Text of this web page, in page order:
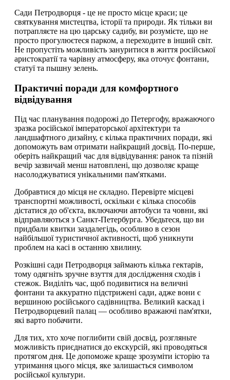
Сади Петродворця - це не просто місце краси; це
святкування мистецтва, історії та природи. Як тільки ви
потрапляєте на цю царську садибу, ви розумієте, що не
просто прогулюєтеся парком, а переходите в інший світ.
Не пропустіть можливість зануритися в життя російської
аристократії та чарівну атмосферу, яка оточує фонтани,
статуї та пышну зелень.
Практичні поради для комфортного
відвідування
Під час планування подорожі до Петергофу, вражаючого
зразка російської імператорської архітектури та
ландшафтного дизайну, є кілька практичних поради, які
допоможуть вам отримати найкращий досвід. По-перше,
оберіть найкращий час для відвідування: ранок та пізній
вечір зазвичай менш натовплені, що дозволяє краще
насолоджуватися унікальними пам'ятками.
Добравтися до місця не складно. Перевірте місцеві
транспортні можливості, оскільки є кілька способів
дістатися до об'єкта, включаючи автобуси та човни, які
відправляються з Санкт-Петербурга. Убедьтеся, що ви
придбали квитки заздалегідь, особливо в сезон
найбільшої туристичної активності, щоб уникнути
проблем на касі в останню хвилину.
Розкішні сади Петродворця займають кілька гектарів,
тому одягніть зручне взуття для дослідження сходів і
стежок. Виділіть час, щоб подивитися на величні
фонтани та аккуратно підстрижені сади, адже вони є
вершиною російського садівництва. Великий каскад і
Петродворцевий палац — особливо вражаючі пам'ятки,
які варто побачити.
Для тих, хто хоче поглибити свій досвід, розгляньте
можливість приєднатися до екскурсій, які проводяться
протягом дня. Це допоможе краще зрозуміти історію та
утримання цього місця, яке залишається символом
російської культури.